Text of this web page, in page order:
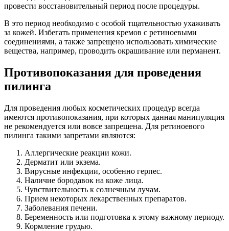
провести восстановительный период после процедуры.
В это период необходимо с особой тщательностью ухаживать
за кожей. Избегать применения кремов с ретиноевыми
соединениями, а также запрещено использовать химические
вещества, например, проводить окрашивание или перманент.
Противопоказания для проведения
пилинга
Для проведения любых косметических процедур всегда
имеются противопоказания, при которых данная манипуляция
не рекомендуется или вовсе запрещена. Для ретиноевого
пилинга такими запретами являются:
Аллергические реакции кожи.
Дерматит или экзема.
Вирусные инфекции, особенно герпес.
Наличие бородавок на коже лица.
Чувствительность к солнечным лучам.
Прием некоторых лекарственных препаратов.
Заболевания печени.
Беременность или подготовка к этому важному периоду.
Кормление грудью.